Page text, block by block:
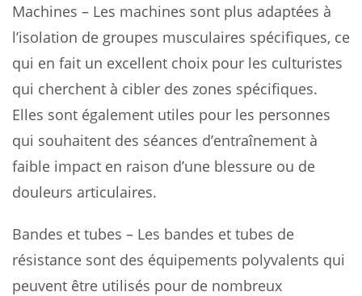
Machines – Les machines sont plus adaptées à
l’isolation de groupes musculaires spécifiques, ce
qui en fait un excellent choix pour les culturistes
qui cherchent à cibler des zones spécifiques.
Elles sont également utiles pour les personnes
qui souhaitent des séances d’entraînement à
faible impact en raison d’une blessure ou de
douleurs articulaires.
Bandes et tubes – Les bandes et tubes de
résistance sont des équipements polyvalents qui
peuvent être utilisés pour de nombreux